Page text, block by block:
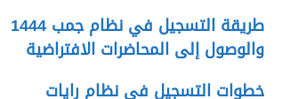
طريقة التسجيل في نظام جمب 1444
والوصول إلى المحاضرات الافتراضية
خطوات التسجيل في نظام رايات